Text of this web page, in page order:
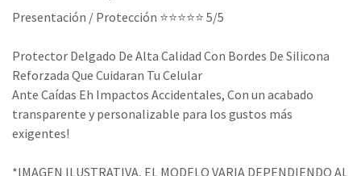
Presentación / Protección ​⭐⭐⭐⭐⭐ 5/5 ​
Protector Delgado De Alta Calidad Con Bordes De Silicona
Reforzada Que Cuidaran Tu Celular
Ante Caídas Eh Impactos Accidentales, Con un acabado
transparente y personalizable para los gustos más
exigentes!
*IMAGEN ILUSTRATIVA, EL MODELO VARIA DEPENDIENDO AL